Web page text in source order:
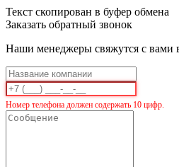
Текст скопирован в буфер обмена
Заказать обратный звонок
Наши менеджеры свяжутся с вами
Номер телефона должен содержать 10 цифр.